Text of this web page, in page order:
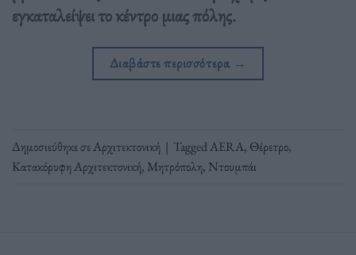
εγκαταλείψει το κέντρο μιας πόλης.
Διαβάστε περισσότερα →
Δημοσιεύθηκε σεΑρχιτεκτονική | TaggedAERA, Θέρετρο,
Κατακόρυφη Αρχιτεκτονική, Μητρόπολη, Ντουμπάι